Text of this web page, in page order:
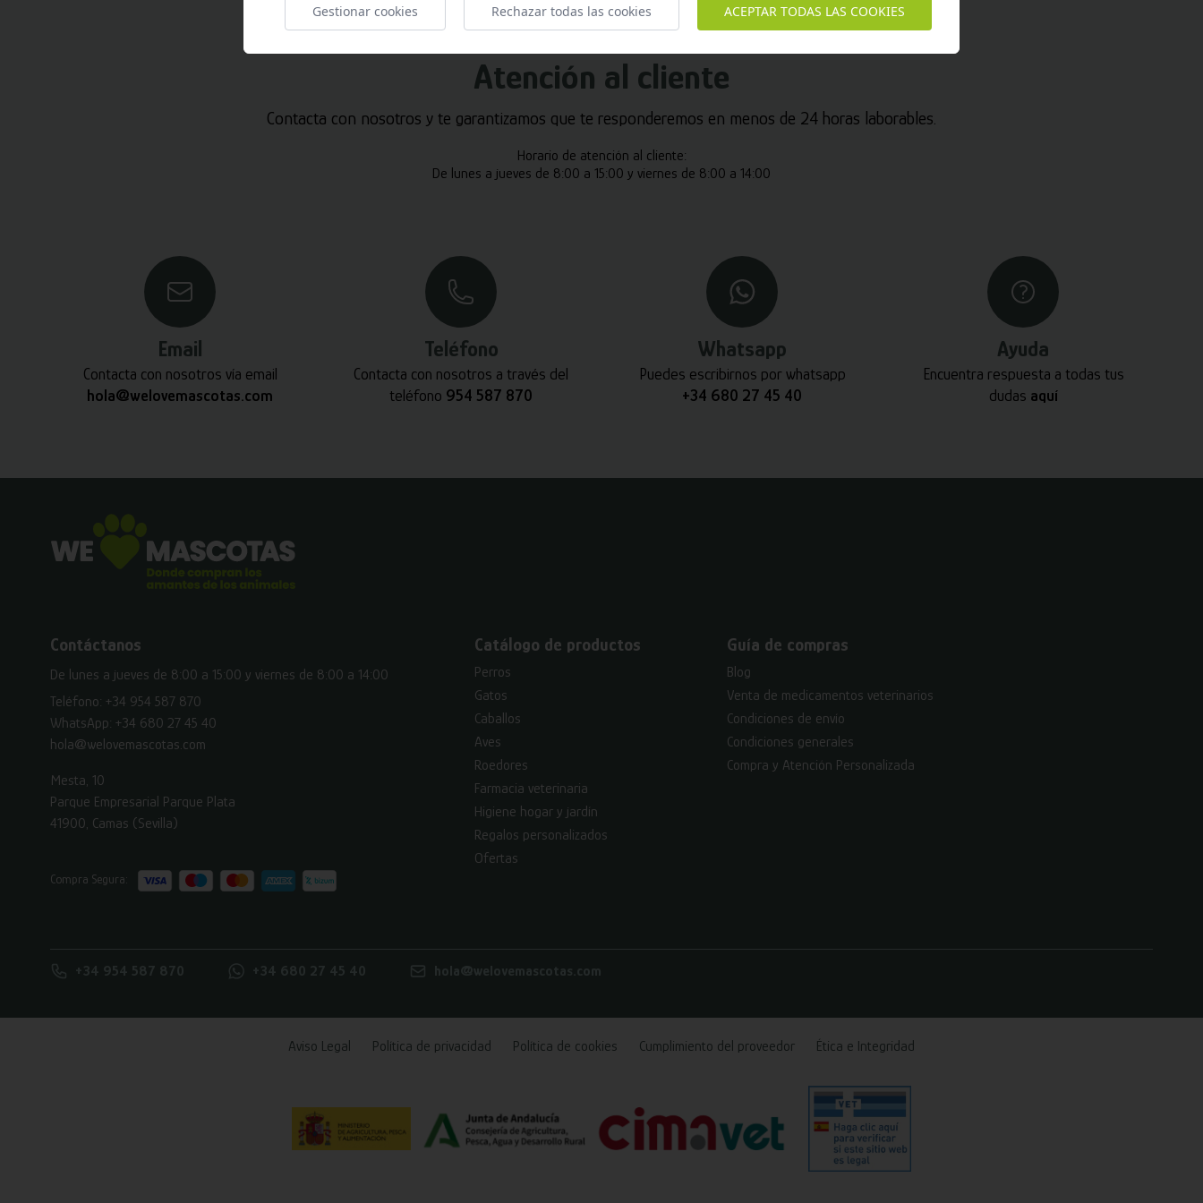
Atención al cliente
Contacta con nosotros y te garantizamos que te responderemos en menos de 24 horas laborables.
Horario de atención al cliente:
De lunes a jueves de 8:00 a 15:00 y viernes de 8:00 a 14:00
Email
Contacta con nosotros vía email
hola@welovemascotas.com
Teléfono
Contacta con nosotros a través del
teléfono 954 587 870
Whatsapp
Puedes escribirnos por whatsapp
+34 680 27 45 40
Ayuda
Encuentra respuesta a todas tus
dudas aquí
Contáctanos
De lunes a jueves de 8:00 a 15:00 y viernes de 8:00 a 14:00
Teléfono: +34 954 587 870
WhatsApp: +34 680 27 45 40
hola@welovemascotas.com
Mesta, 10
Parque Empresarial Parque Plata
41900, Camas (Sevilla)
Compra Segura:
Catálogo de productos
Perros
Gatos
Caballos
Aves
Roedores
Farmacia veterinaria
Higiene hogar y jardín
Regalos personalizados
Ofertas
Guía de compras
Blog
Venta de medicamentos veterinarios
Condiciones de envío
Condiciones generales
Compra y Atención Personalizada
+34 954 587 870 +34 680 27 45 40 hola@welovemascotas.com
Aviso Legal Política de privacidad Política de cookies Cumplimiento del proveedor Ética e Integridad
Gestionar cookies Rechazar todas las cookies ACEPTAR TODAS LAS COOKIES